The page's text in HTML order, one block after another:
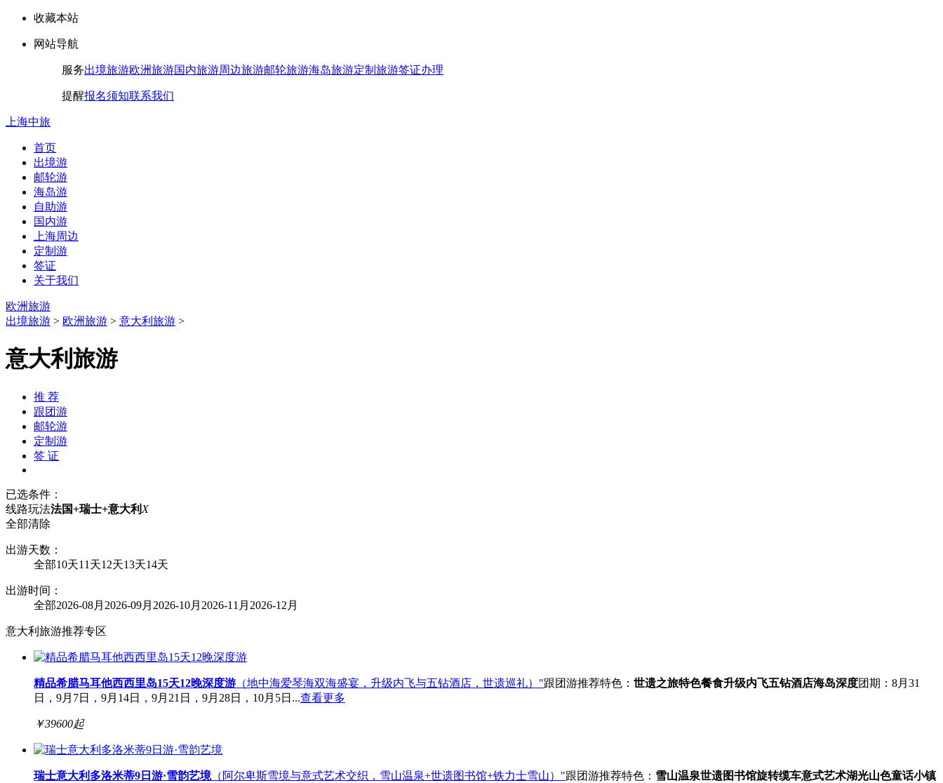
收藏本站
网站导航
服务出境旅游欧洲旅游国内旅游周边旅游邮轮旅游海岛旅游定制旅游签证办理
提醒报名须知联系我们
上海中旅
首页
出境游
邮轮游
海岛游
自助游
国内游
上海周边
定制游
签证
关于我们
欧洲旅游
出境旅游 > 欧洲旅游 > 意大利旅游 >
意大利旅游
推 荐
跟团游
邮轮游
定制游
签 证
已选条件：
线路玩法法国+瑞士+意大利 X
全部清除
出游天数：
全部10天11天12天13天14天
出游时间：
全部2026-08月 2026-09月 2026-10月 2026-11月 2026-12月
意大利旅游推荐专区
精品希腊马耳他西西里岛15天12晚深度游 （地中海爱琴海双海盛宴，升级内飞与五钻酒店，世遗巡礼）"跟团游推荐特色： 世遗之旅特色餐食升级内飞五钻酒店海岛深度团期：8月31
日，9月7日，9月14日，9月21日，9月28日，10月5日...查看更多
￥39600起
瑞士意大利多洛米蒂9日游·雪韵艺境（阿尔卑斯雪境与意式艺术交织，雪山温泉+世遗图书馆+铁力士雪山）"跟团游推荐特色： 雪山温泉世遗图书馆旋转缆车意式艺术湖光山色童话小镇